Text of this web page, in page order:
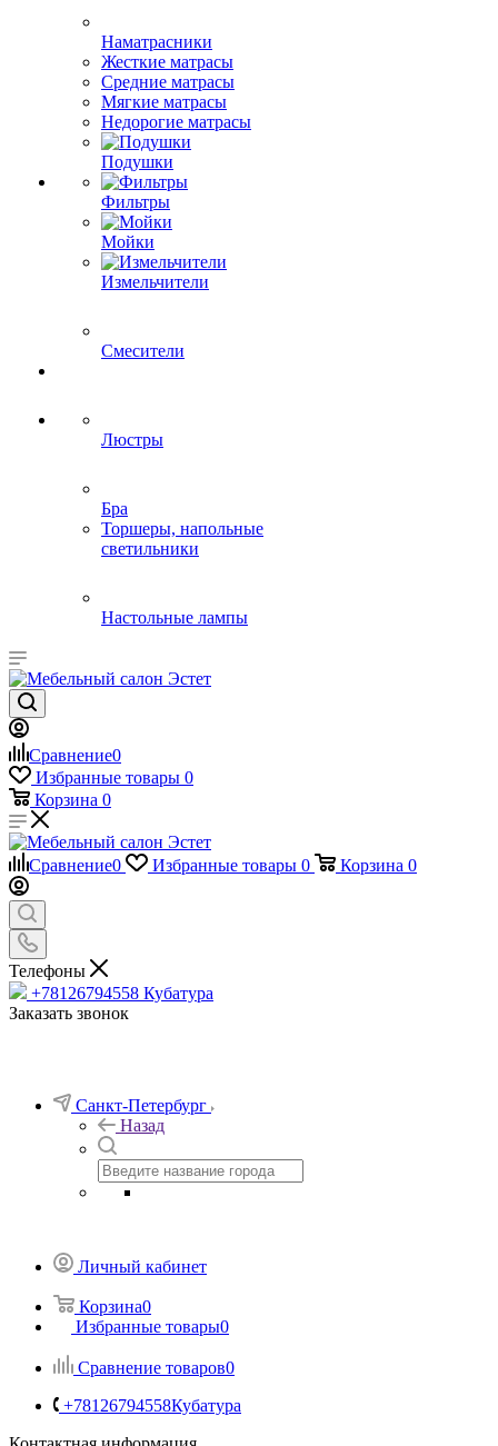
Наматрасники
Жесткие матрасы
Средние матрасы
Мягкие матрасы
Недорогие матрасы
Подушки
Фильтры
Мойки
Измельчители
Смесители
Люстры
Бра
Торшеры, напольные
светильники
Настольные лампы
Сравнение0
Избранные товары 0
Корзина 0
Сравнение0 Избранные товары 0 Корзина 0
Телефоны
+78126794558 Кубатура
Заказать звонок
Санкт-Петербург
Назад
Личный кабинет
Корзина0
Избранные товары0
Сравнение товаров0
+78126794558Кубатура